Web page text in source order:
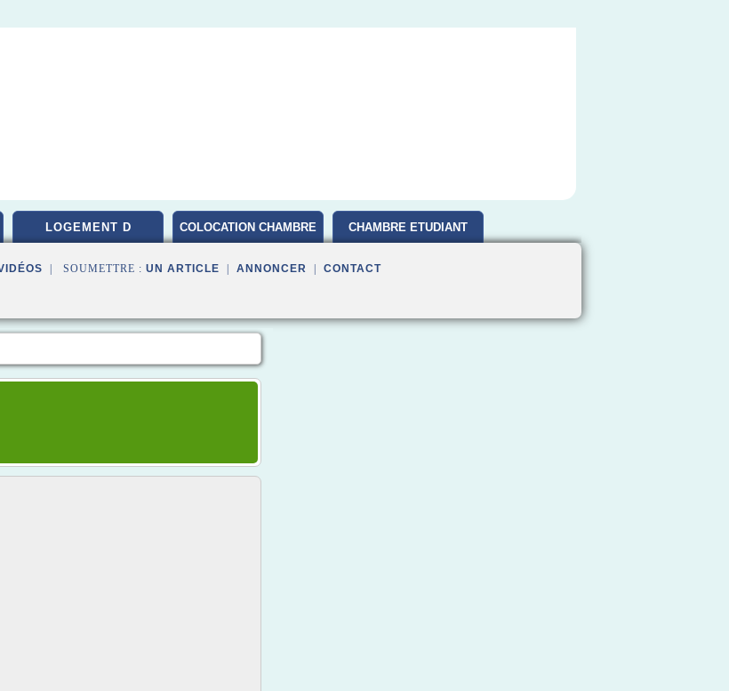
LOGEMENT D COLOCATION CHAMBRE CHAMBRE ETUDIANT
| SOUMETTRE : UN ARTICLE ANNONCER CONTACT